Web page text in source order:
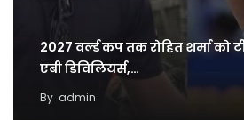
2027 वर्ल्ड कप तक रोहित शर्मा
एबी डिविलियर्स,…
By admin